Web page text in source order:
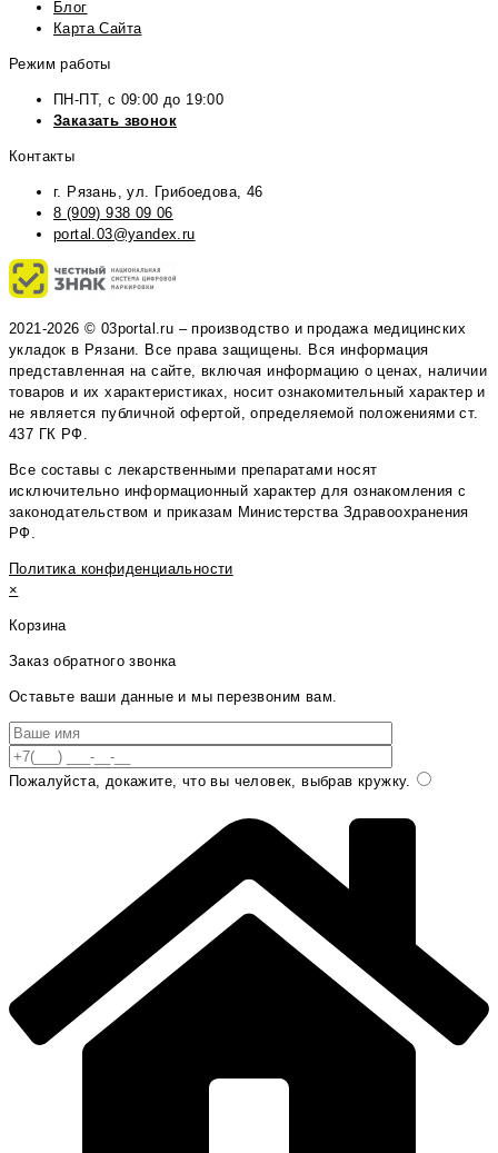
Блог
Карта Сайта
Режим работы
ПН-ПТ, с 09:00 до 19:00
Заказать звонок
Контакты
г. Рязань, ул. Грибоедова, 46
8 (909) 938 09 06
portal.03@yandex.ru
2021-2026 © 03portal.ru – производство и продажа медицинских
укладок в Рязани. Все права защищены. Вся информация
представленная на сайте, включая информацию о ценах, наличии
товаров и их характеристиках, носит ознакомительный характер и
не является публичной офертой, определяемой положениями ст.
437 ГК РФ.
Все составы с лекарственными препаратами носят
исключительно информационный характер для ознакомления с
законодательством и приказам Министерства Здравоохранения
РФ.
Политика конфиденциальности
×
Корзина
Заказ обратного звонка
Оставьте ваши данные и мы перезвоним вам.
Пожалуйста, докажите, что вы человек, выбрав кружку.